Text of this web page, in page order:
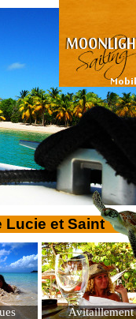
Lucie et Saint
Avitaillement